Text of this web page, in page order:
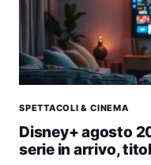
SPETTACOLI & CINEMA
Disney+ agosto
serie in arrivo,